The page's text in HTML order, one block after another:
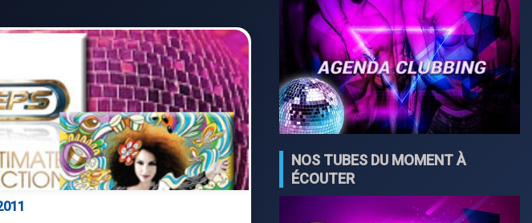
NOS TUBES DU MOMENT À
ÉCOUTER